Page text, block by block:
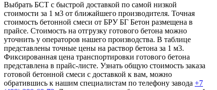
Выбрать БСТ с быстрой доставкой по самой низкой
стоимости за 1 м3 от ближайшего производителя. Точная
стоимость бетонной смеси от БРУ БГ Бетон размещена в
прайсе. Стоимость на отгрузку готового бетона можно
уточнить у операторов нашего производства. В таблице
представлены точные цены на раствор бетона за 1 м3.
Фиксированная цена транспортировки готового бетона
представлена в прайс-листе. Узнать общую стоимость заказа
готовой бетонной смеси с доставкой к вам, можно
обратившись к нашим специалистам по телефону завода +7